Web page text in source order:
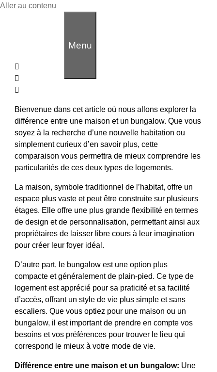
Aller au contenu
Menu
Une Maison Et Un Bungalow?
Bienvenue dans cet article où nous allons explorer la
différence entre une maison et un bungalow. Que vous
soyez à la recherche d’une nouvelle habitation ou
simplement curieux d’en savoir plus, cette
comparaison vous permettra de mieux comprendre les
particularités de ces deux types de logements.
La maison, symbole traditionnel de l’habitat, offre un
espace plus vaste et peut être construite sur plusieurs
étages. Elle offre une plus grande flexibilité en termes
de design et de personnalisation, permettant ainsi aux
propriétaires de laisser libre cours à leur imagination
pour créer leur foyer idéal.
D’autre part, le bungalow est une option plus
compacte et généralement de plain-pied. Ce type de
logement est apprécié pour sa praticité et sa facilité
d’accès, offrant un style de vie plus simple et sans
escaliers. Que vous optiez pour une maison ou un
bungalow, il est important de prendre en compte vos
besoins et vos préférences pour trouver le lieu qui
correspond le mieux à votre mode de vie.
Différence entre une maison et un bungalow: Une